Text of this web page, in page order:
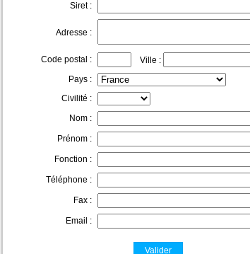
Siret :
Adresse :
Code postal :
Ville :
Pays :
Civilité :
Nom :
Prénom :
Fonction :
Téléphone :
Fax :
Email :